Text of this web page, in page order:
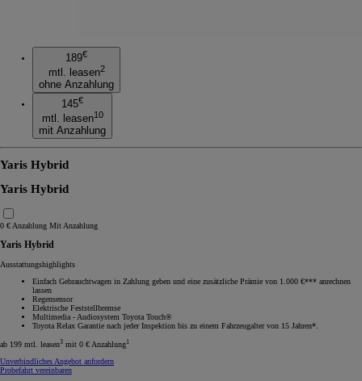
189€
mtl. leasen2
ohne Anzahlung
145€
mtl. leasen10
mit Anzahlung
Yaris Hybrid
Yaris Hybrid
0 € Anzahlung Mit Anzahlung
Yaris Hybrid
Ausstattungshighlights
Einfach Gebrauchtwagen in Zahlung geben und eine zusätzliche Prämie von 1.000 €*** anrechnen
lassen
Regensensor
Elektrische Feststellbremse
Multimedia - Audiosystem Toyota Touch®
Toyota Relax Garantie nach jeder Inspektion bis zu einem Fahrzeugalter von 15 Jahren*.
ab 199 mtl. leasen3 mit 0 € Anzahlung1
Unverbindliches Angebot anfordern
Probefahrt vereinbaren